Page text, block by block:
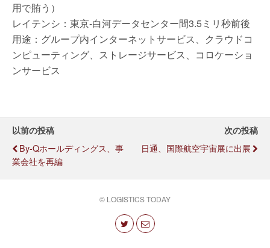
用で賄う）
レイテンシ：東京-白河データセンター間3.5ミリ秒前後
用途：グループ内インターネットサービス、クラウドコ
ンピューティング、ストレージサービス、コロケーショ
ンサービス
以前の投稿
By-Qホールディングス、事
業会社を再編
次の投稿
日通、国際航空宇宙展に出展
© LOGISTICS TODAY